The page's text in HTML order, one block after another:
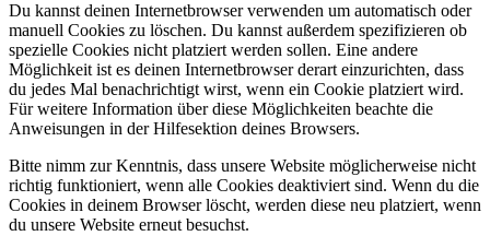
Du kannst deinen Internetbrowser verwenden um automatisch oder
manuell Cookies zu löschen. Du kannst außerdem spezifizieren ob
spezielle Cookies nicht platziert werden sollen. Eine andere
Möglichkeit ist es deinen Internetbrowser derart einzurichten, dass
du jedes Mal benachrichtigt wirst, wenn ein Cookie platziert wird.
Für weitere Information über diese Möglichkeiten beachte die
Anweisungen in der Hilfesektion deines Browsers.
Bitte nimm zur Kenntnis, dass unsere Website möglicherweise nicht
richtig funktioniert, wenn alle Cookies deaktiviert sind. Wenn du die
Cookies in deinem Browser löscht, werden diese neu platziert, wenn
du unsere Website erneut besuchst.